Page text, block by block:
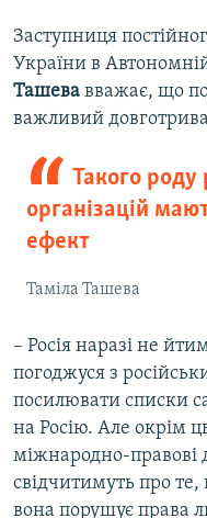
Заступниця
України в
Ташева вважає, що
важливий
Такого роду
організацій
ефект
Таміла Ташева
– Росія наразі не
погоджуся з
посилювати списки
на Росію. Але окрім
міжнародно-правові
свідчитимуть про
вона порушує права